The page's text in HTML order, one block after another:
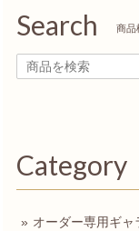
Search 商品
Category
オーダー専用ギャ